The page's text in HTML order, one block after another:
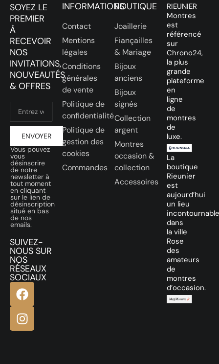
SOYEZ LE
PREMIER
À
RECEVOIR
NOS
INVITATIONS,
NOUVEAUTÉS
& OFFRES
ENVOYER
Vous pouvez
vous
désinscrire
de notre
newsletter à
tout moment
en cliquant
sur le lien de
désinscription
situé en bas
de nos
emails.
SUIVEZ-
NOUS SUR
NOS
RÉSEAUX
SOCIAUX
INFORMATIONS
Contact
Mentions
légales
Conditions
générales
de vente
Politique de
confidentialité
Politique de
gestion des
cookies
Commandes
BOUTIQUE
Joaillerie
Fiançailles
& Mariage
Bijoux
anciens
Bijoux
signés
Collection
argent
Montres
occasion &
collection
Accessoires
RIEUNIER
Montres
est
référencé
sur
Chrono24,
la plus
grande
plateforme
en
ligne
de
montres
de
luxe.
La
boutique
Rieunier
est
aujourd’hui
un lieu
incontournable
dans
la ville
Rose
des
amateurs
de
montres
d’occasion.